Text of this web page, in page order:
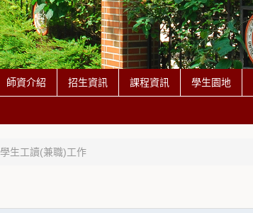
師資介紹 招生資訊 課程資訊 學生園地
學生工讀(兼職)工作